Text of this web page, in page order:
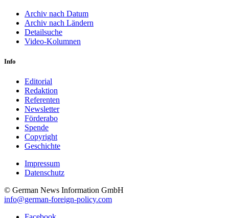
Archiv nach Datum
Archiv nach Ländern
Detailsuche
Video-Kolumnen
Info
Editorial
Redaktion
Referenten
Newsletter
Förderabo
Spende
Copyright
Geschichte
Impressum
Datenschutz
© German News Information GmbH
info@german-foreign-policy.com